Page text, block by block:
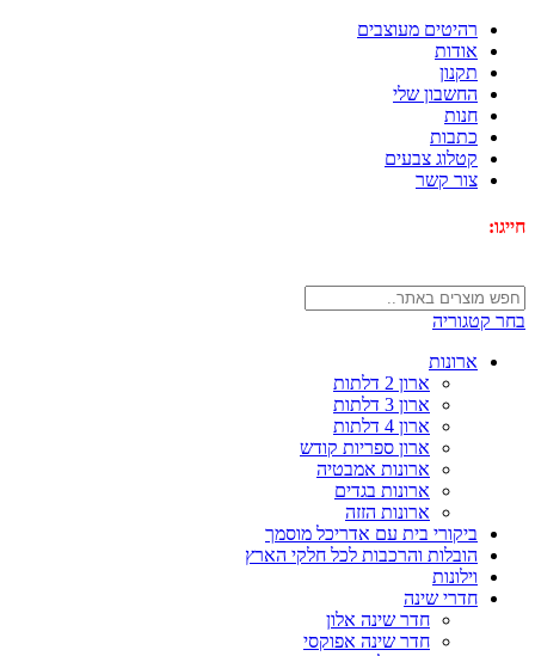
רהיטים מעוצבים
אודות
תקנון
החשבון שלי
חנות
כתבות
קטלוג צבעים
צור קשר
חייגו:
בחר קטגוריה
ארונות
ארון 2 דלתות
ארון 3 דלתות
ארון 4 דלתות
ארון ספריות קודש
ארונות אמבטיה
ארונות בגדים
ארונות הזזה
ביקורי בית עם אדריכל מוסמך
הובלות והרכבות לכל חלקי הארץ
וילונות
חדרי שינה
חדר שינה אלון
חדר שינה אפוקסי